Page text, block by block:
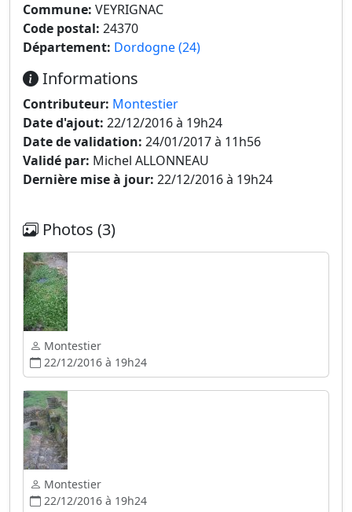
Commune: VEYRIGNAC
Code postal: 24370
Département: Dordogne (24)
Informations
Contributeur: Montestier
Date d'ajout: 22/12/2016 à 19h24
Date de validation: 24/01/2017 à 11h56
Validé par: Michel ALLONNEAU
Dernière mise à jour: 22/12/2016 à 19h24
Photos (3)
Montestier
22/12/2016 à 19h24
Montestier
22/12/2016 à 19h24